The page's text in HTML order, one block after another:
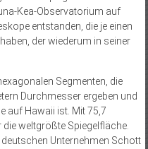
Kea-Obser­vatorium auf
entstanden, die je einen
der wiederum in seiner
Segmenten, die
Durchmesser ergeben und
auf Hawaii ist. Mit 75,7
weltgrößte Spiegelfläche.
deutschen Unternehmen Schott